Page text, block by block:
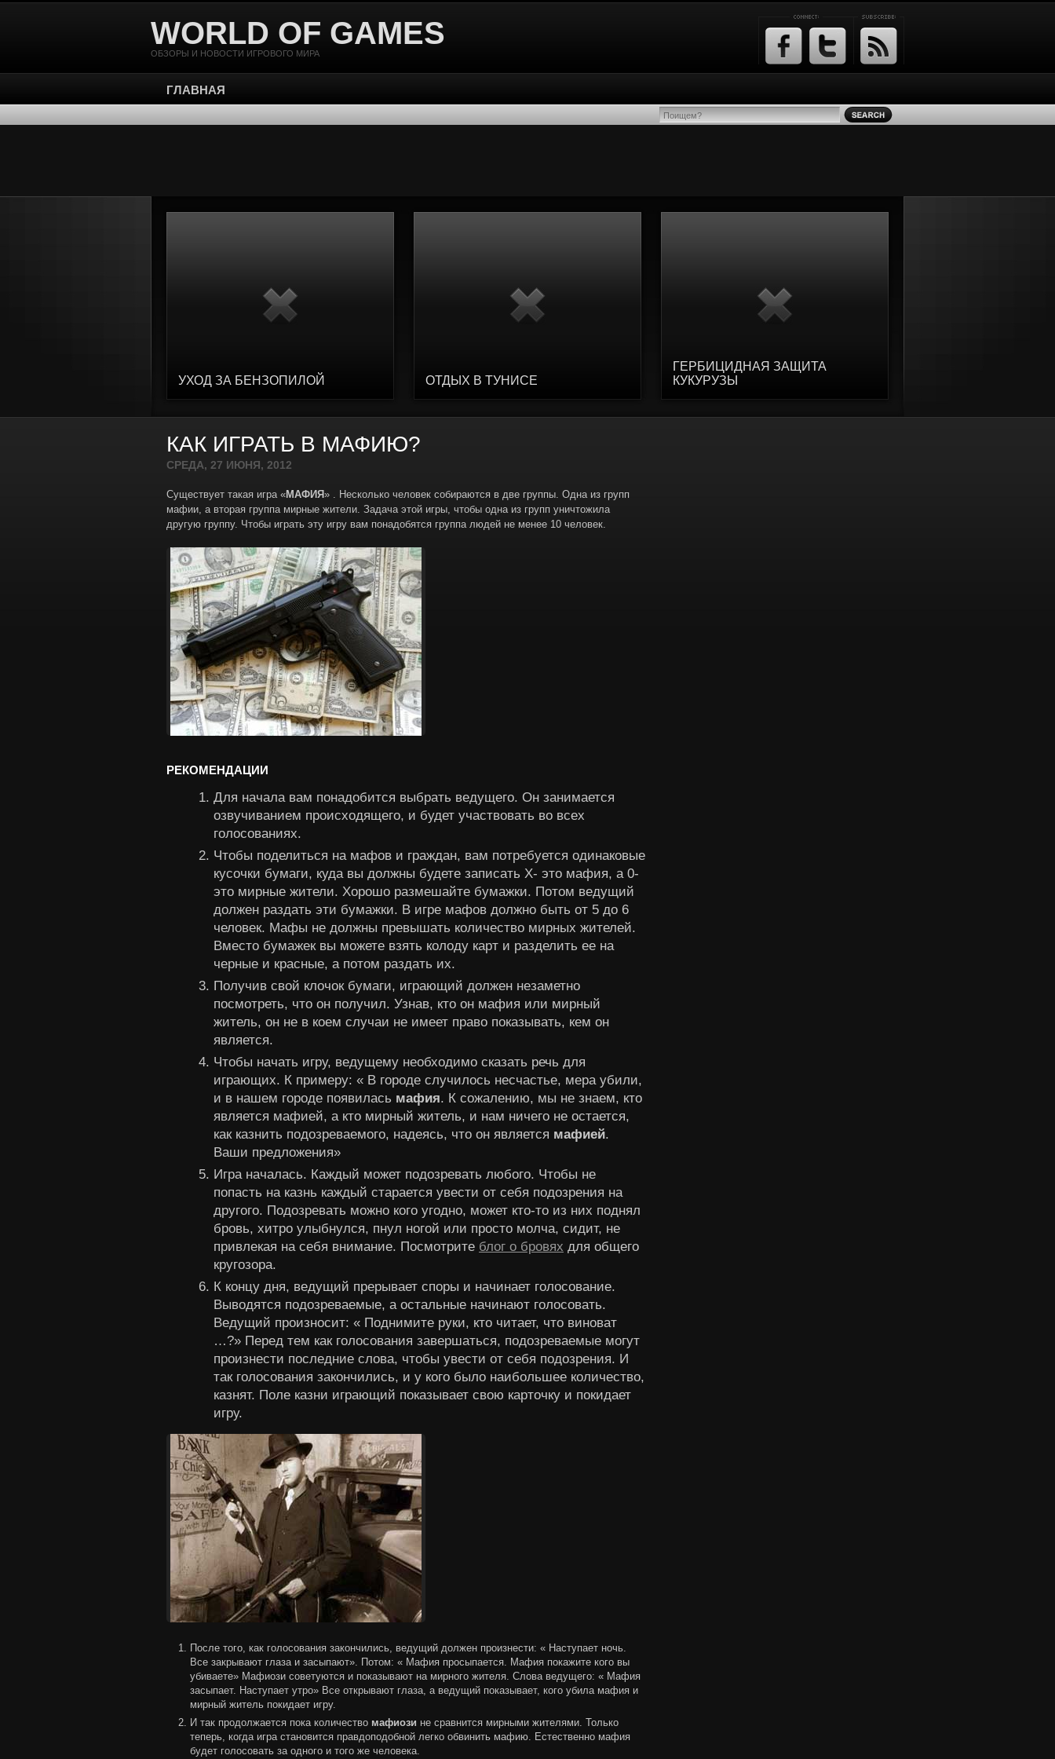
WORLD OF GAMES
ОБЗОРЫ И НОВОСТИ ИГРОВОГО МИРА
ГЛАВНАЯ
УХОД ЗА БЕНЗОПИЛОЙ ОТДЫХ В ТУНИСЕ
ГЕРБИЦИДНАЯ ЗАЩИТА
КУКУРУЗЫ
КАК ИГРАТЬ В МАФИЮ?
СРЕДА, 27 ИЮНЯ, 2012
Существует такая игра «МАФИЯ» . Несколько человек собираются в две группы. Одна из групп
мафии, а вторая группа мирные жители. Задача этой игры, чтобы одна из групп уничтожила
другую группу. Чтобы играть эту игру вам понадобятся группа людей не менее 10 человек.
РЕКОМЕНДАЦИИ
Для начала вам понадобится выбрать ведущего. Он занимается
озвучиванием происходящего, и будет участвовать во всех
голосованиях.
Чтобы поделиться на мафов и граждан, вам потребуется одинаковые
кусочки бумаги, куда вы должны будете записать Х- это мафия, а 0-
это мирные жители. Хорошо размешайте бумажки. Потом ведущий
должен раздать эти бумажки. В игре мафов должно быть от 5 до 6
человек. Мафы не должны превышать количество мирных жителей.
Вместо бумажек вы можете взять колоду карт и разделить ее на
черные и красные, а потом раздать их.
Получив свой клочок бумаги, играющий должен незаметно
посмотреть, что он получил. Узнав, кто он мафия или мирный
житель, он не в коем случаи не имеет право показывать, кем он
является.
Чтобы начать игру, ведущему необходимо сказать речь для
играющих. К примеру: « В городе случилось несчастье, мера убили,
и в нашем городе появилась мафия. К сожалению, мы не знаем, кто
является мафией, а кто мирный житель, и нам ничего не остается,
как казнить подозреваемого, надеясь, что он является мафией.
Ваши предложения»
Игра началась. Каждый может подозревать любого. Чтобы не
попасть на казнь каждый старается увести от себя подозрения на
другого. Подозревать можно кого угодно, может кто-то из них поднял
бровь, хитро улыбнулся, пнул ногой или просто молча, сидит, не
привлекая на себя внимание. Посмотрите блог о бровях для общего
кругозора.
К концу дня, ведущий прерывает споры и начинает голосование.
Выводятся подозреваемые, а остальные начинают голосовать.
Ведущий произносит: « Поднимите руки, кто читает, что виноват
…?» Перед тем как голосования завершаться, подозреваемые могут
произнести последние слова, чтобы увести от себя подозрения. И
так голосования закончились, и у кого было наибольшее количество,
казнят. Поле казни играющий показывает свою карточку и покидает
игру.
После того, как голосования закончились, ведущий должен произнести: « Наступает ночь.
Все закрывают глаза и засыпают». Потом: « Мафия просыпается. Мафия покажите кого вы
убиваете» Мафиози советуются и показывают на мирного жителя. Слова ведущего: « Мафия
засыпает. Наступает утро» Все открывают глаза, а ведущий показывает, кого убила мафия и
мирный житель покидает игру.
И так продолжается пока количество мафиози не сравнится мирными жителями. Только
теперь, когда игра становится правдоподобной легко обвинить мафию. Естественно мафия
будет голосовать за одного и того же человека.